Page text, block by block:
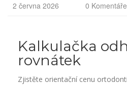
2 června 2026 0 Komentáře
Kalkulačka
rovnátek
Zjistěte orientační cenu